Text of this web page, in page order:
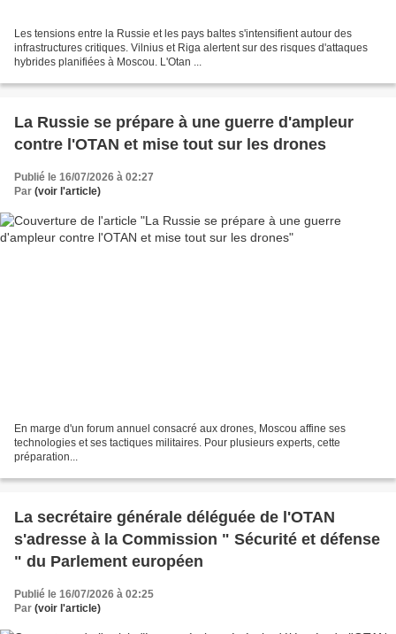
Les tensions entre la Russie et les pays baltes s'intensifient autour des
infrastructures critiques. Vilnius et Riga alertent sur des risques d'attaques
hybrides planifiées à Moscou. L'Otan ...
La Russie se prépare à une guerre d'ampleur
contre l'OTAN et mise tout sur les drones
Publié le 16/07/2026 à 02:27
Par (voir l'article)
En marge d'un forum annuel consacré aux drones, Moscou affine ses
technologies et ses tactiques militaires. Pour plusieurs experts, cette
préparation...
La secrétaire générale déléguée de l'OTAN
s'adresse à la Commission " Sécurité et défense
" du Parlement européen
Publié le 16/07/2026 à 02:25
Par (voir l'article)